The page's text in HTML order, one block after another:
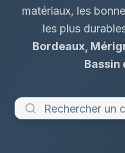
matériaux, les
les plus
Bordeaux,
Bassin